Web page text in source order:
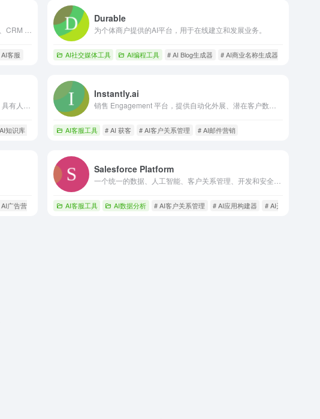
客服
Durable
为个体商户提供的AI平台，用于在线建立和发展业务。
AI社交媒体工具 AI编程工具 # AI Blog生成器 # AI商业名称生成器
知识库
Instantly.ai
AI客服工具 # AI 获客 # AI客户关系管理 # AI邮件营销
广告营销
Salesforce Platform
AI客服工具 AI数据分析 # AI客户关系管理 # AI应用构建器 # AI开发者工具